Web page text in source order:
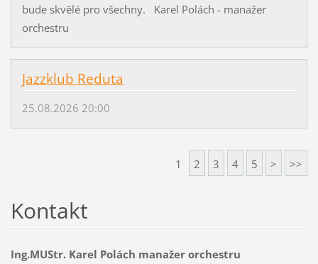
bude skvělé pro všechny. Karel Polách - manažer
orchestru
Jazzklub Reduta
25.08.2026 20:00
1 2 3 4 5 > >>
Kontakt
Ing.MUStr. Karel Polách manažer orchestru